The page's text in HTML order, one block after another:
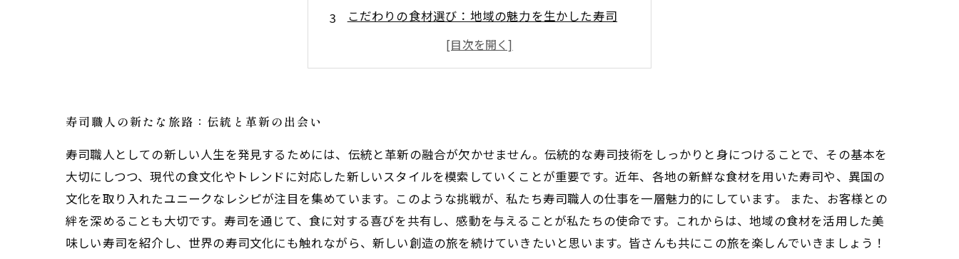
こだわりの食材選び：地域の魅力を生かした寿司
技術向上への挑戦：寿司職人としての成長
世界の寿司文化を味わう：旅する寿司職人の冒険
寿司職人の新たな旅路：伝統と革新の出会い
寿司職人としての新しい人生を発見するためには、伝統と革新の融合が欠かせません。伝統的な寿司技術をしっかりと身につけることで、その基本を
大切にしつつ、現代の食文化やトレンドに対応した新しいスタイルを模索していくことが重要です。近年、各地の新鮮な食材を用いた寿司や、異国の
文化を取り入れたユニークなレシピが注目を集めています。このような挑戦が、私たち寿司職人の仕事を一層魅力的にしています。 また、お客様との
絆を深めることも大切です。寿司を通じて、食に対する喜びを共有し、感動を与えることが私たちの使命です。これからは、地域の食材を活用した美
味しい寿司を紹介し、世界の寿司文化にも触れながら、新しい創造の旅を続けていきたいと思います。皆さんも共にこの旅を楽しんでいきましょう！